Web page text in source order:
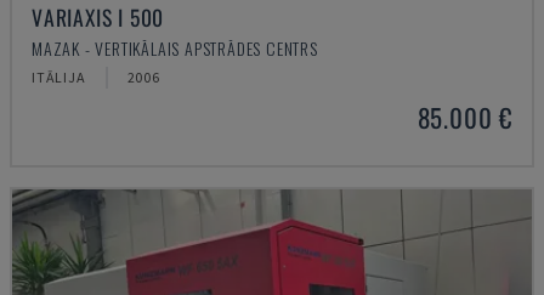
VARIAXIS I 500
MAZAK - VERTIKĀLAIS APSTRĀDES CENTRS
ITĀLIJA 2006
85.000 €